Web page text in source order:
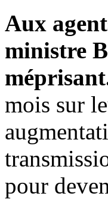
Aux
ministre
mois sur
pour